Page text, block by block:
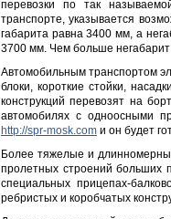
перевозки по так
транспорте, указывается
габарита равна 3400 мм, а
3700 мм. Чем больше негабарит
Автомобильным транспортом
блоки, короткие стойки,
конструкций перевозят на
автомобилях с одноосными
http://spr-mosk.com и он будет
Более тяжелые и
пролетных строений больших
специальных прицепах-
ребристых и коробчатых